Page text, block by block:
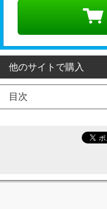
他のサイトで購入
目次